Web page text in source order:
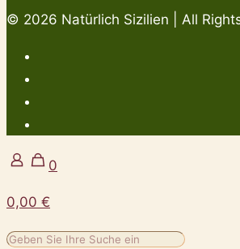
© 2026 Natürlich Sizilien | All
0
0,00 €